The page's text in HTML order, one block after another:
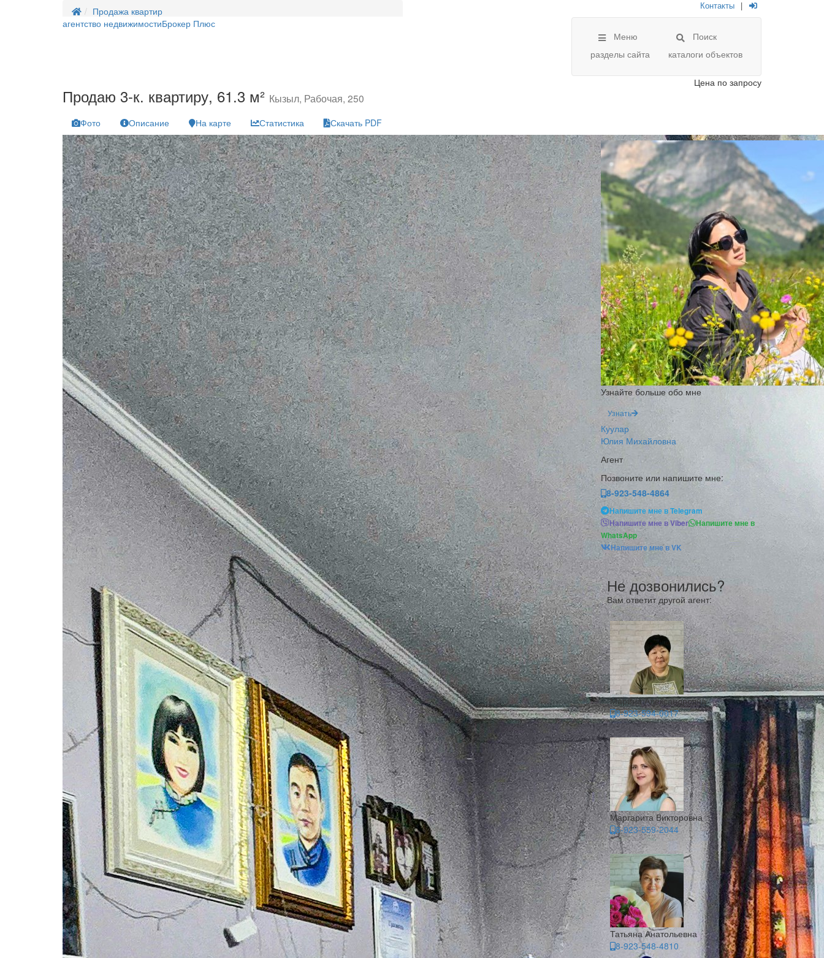
Продажа квартир Контакты |
Меню
разделы сайта
Поиск
каталоги объектов
агентство недвижимостиБрокер Плюс
Продаю 3-к. квартиру, 61.3 м² Кызыл, Рабочая, 250
Цена по запросу
Фото Описание На карте Статистика Скачать PDF
Узнайте больше обо мне
Узнать
Куулар
Юлия Михайловна
Агент
Позвоните или напишите мне:
8-923-548-4864
Напишите мне в Telegram
Напишите мне в Viber
Напишите мне в
WhatsApp
Напишите мне в VK
Не дозвонились?
Вам ответит другой агент:
Марина Александровна
8-923-594-0017
Маргарита Викторовна
8-923-559-2044
Татьяна Анатольевна
8-923-548-4810